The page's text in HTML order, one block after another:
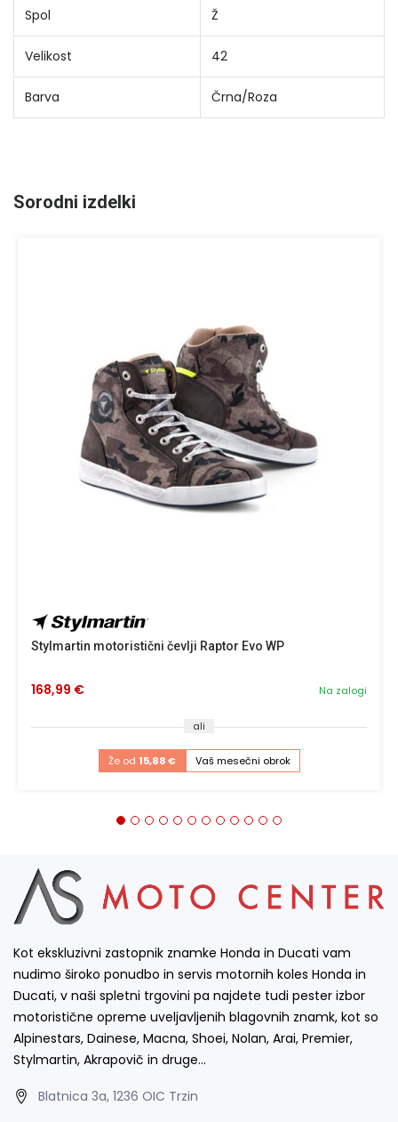
Spol Ž
Velikost 42
Barva Črna/Roza
Sorodni izdelki
Stylmartin motoristični čevlji Raptor Evo WP
Na zalogi
168,99 €
ali
Že od 15,88 € Vaš mesečni obrok
Kot ekskluzivni zastopnik znamke Honda in Ducati vam
nudimo široko ponudbo in servis motornih koles Honda in
Ducati, v naši spletni trgovini pa najdete tudi pester izbor
motoristične opreme uveljavljenih blagovnih znamk, kot so
Alpinestars, Dainese, Macna, Shoei, Nolan, Arai, Premier,
Stylmartin, Akrapovič in druge…
Blatnica 3a, 1236 OIC Trzin